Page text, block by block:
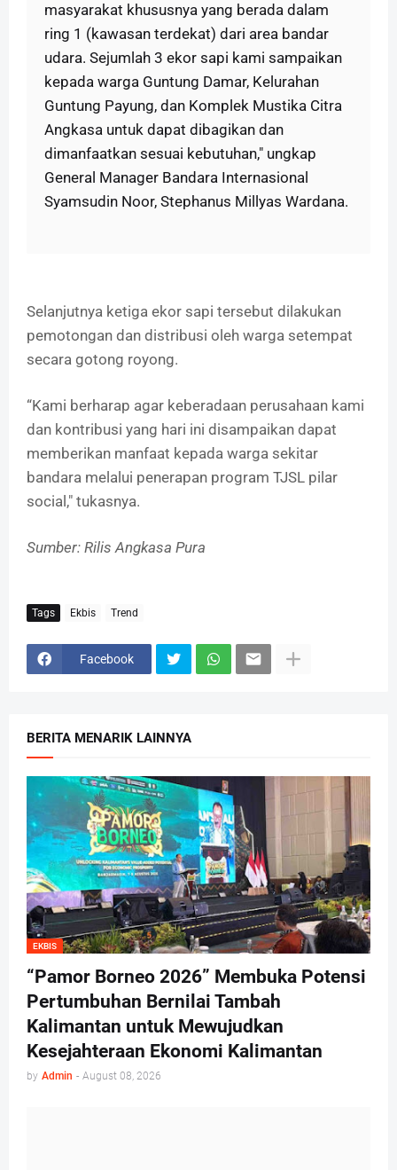
masyarakat khususnya yang berada dalam
ring 1 (kawasan terdekat) dari area bandar
udara. Sejumlah 3 ekor sapi kami sampaikan
kepada warga Guntung Damar, Kelurahan
Guntung Payung, dan Komplek Mustika Citra
Angkasa untuk dapat dibagikan dan
dimanfaatkan sesuai kebutuhan," ungkap
General Manager Bandara Internasional
Syamsudin Noor, Stephanus Millyas Wardana.
Selanjutnya ketiga ekor sapi tersebut dilakukan
pemotongan dan distribusi oleh warga setempat
secara gotong royong.
“Kami berharap agar keberadaan perusahaan kami
dan kontribusi yang hari ini disampaikan dapat
memberikan manfaat kepada warga sekitar
bandara melalui penerapan program TJSL pilar
social," tukasnya.
Sumber: Rilis Angkasa Pura
Tags Ekbis Trend
Facebook
BERITA MENARIK LAINNYA
EKBIS
“Pamor Borneo 2026” Membuka Potensi
Pertumbuhan Bernilai Tambah
Kalimantan untuk Mewujudkan
Kesejahteraan Ekonomi Kalimantan
by Admin - August 08, 2026